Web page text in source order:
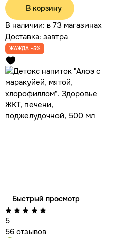
В корзину
В наличии: в 73 магазинах
Доставка: завтра
ЖАЖДА -5%
Быстрый просмотр
5
56 отзывов